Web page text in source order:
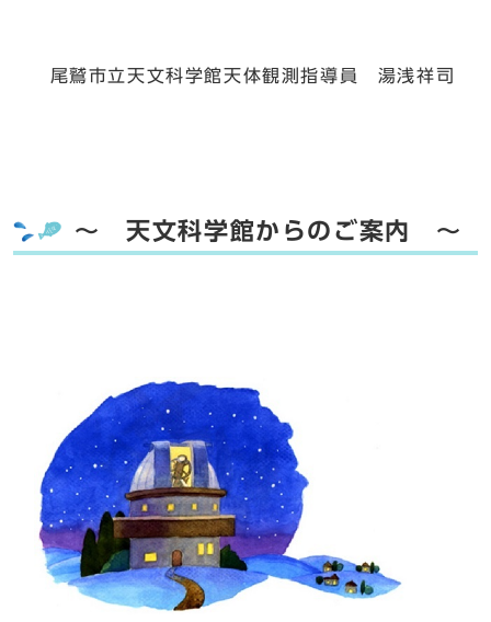
尾鷲市立天文科学館天体観測指導員 湯浅祥司
～ 天文科学館からのご案内 ～